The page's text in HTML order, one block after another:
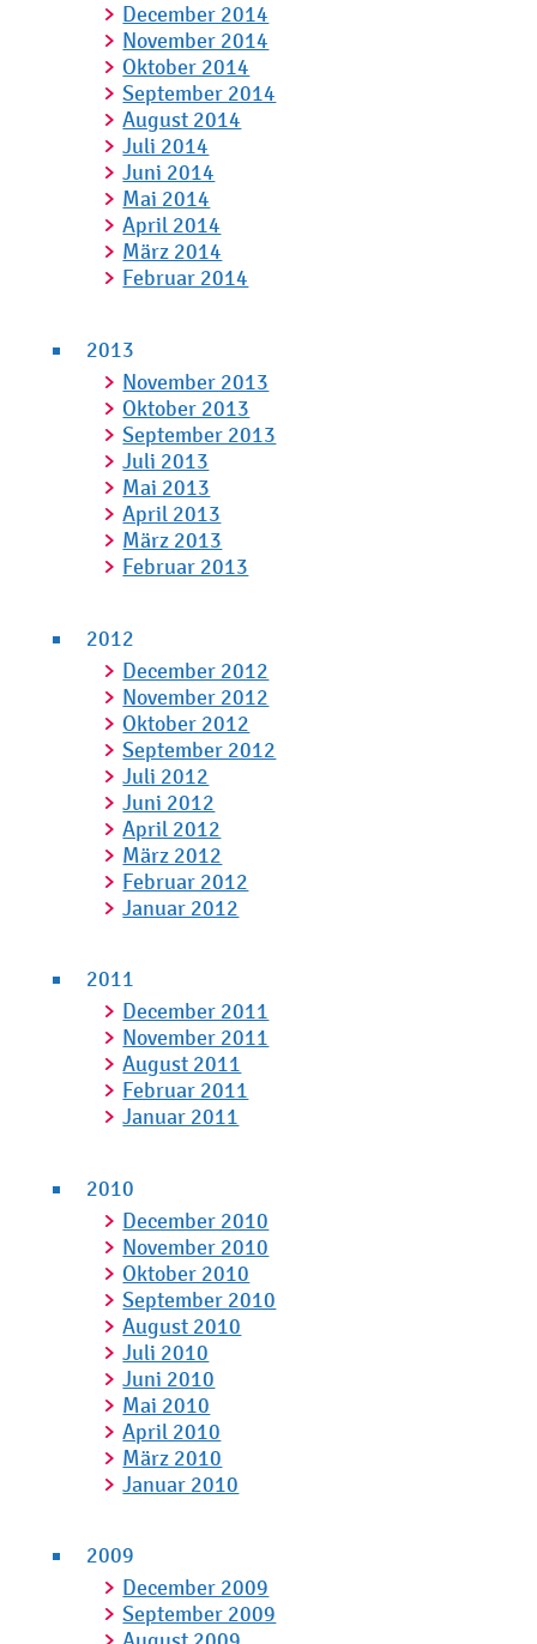
December 2014
November 2014
Oktober 2014
September 2014
August 2014
Juli 2014
Juni 2014
Mai 2014
April 2014
März 2014
Februar 2014
2013
November 2013
Oktober 2013
September 2013
Juli 2013
Mai 2013
April 2013
März 2013
Februar 2013
2012
December 2012
November 2012
Oktober 2012
September 2012
Juli 2012
Juni 2012
April 2012
März 2012
Februar 2012
Januar 2012
2011
December 2011
November 2011
August 2011
Februar 2011
Januar 2011
2010
December 2010
November 2010
Oktober 2010
September 2010
August 2010
Juli 2010
Juni 2010
Mai 2010
April 2010
März 2010
Januar 2010
2009
December 2009
September 2009